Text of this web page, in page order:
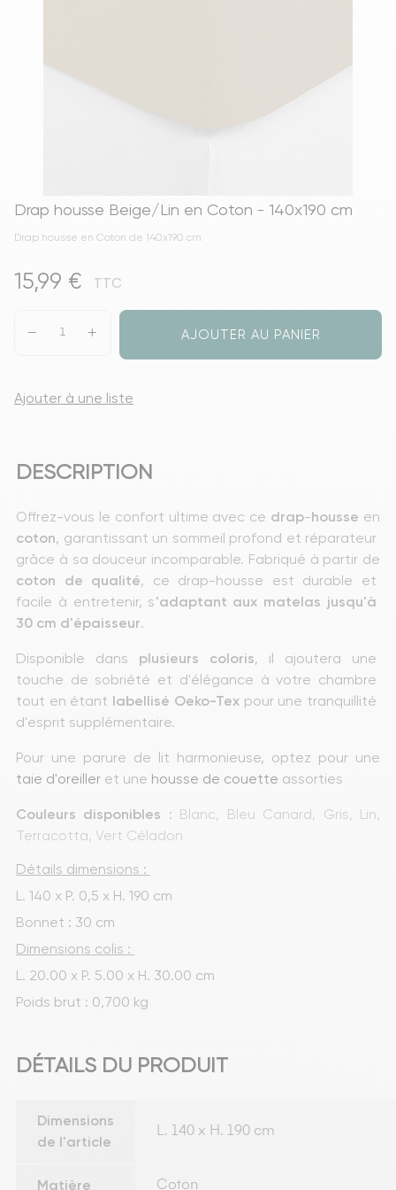
Drap housse Beige/Lin en Coton - 140x190 cm
Drap housse en Coton de 140x190 cm
15,99 € TTC
AJOUTER AU PANIER
Ajouter à une liste
DESCRIPTION
Offrez-vous le confort ultime avec ce drap-housse en
coton, garantissant un sommeil profond et réparateur
grâce à sa douceur incomparable. Fabriqué à partir de
coton de qualité, ce drap-housse est durable et
facile à entretenir, s'adaptant aux matelas jusqu'à
30 cm d'épaisseur.
Disponible dans plusieurs coloris, il ajoutera une
touche de sobriété et d'élégance à votre chambre
tout en étant labellisé Oeko-Tex pour une tranquillité
d'esprit supplémentaire.
Pour une parure de lit harmonieuse, optez pour une
taie d'oreiller et une housse de couette assorties
Couleurs disponibles : Blanc, Bleu Canard, Gris, Lin,
Terracotta, Vert Céladon
Détails dimensions :
L. 140 x P. 0,5 x H. 190 cm
Bonnet : 30 cm
Dimensions colis :
L. 20.00 x P. 5.00 x H. 30.00 cm
Poids brut : 0,700 kg
DÉTAILS DU PRODUIT
Dimensions
de l'article
L. 140 x H. 190 cm
Matière Coton